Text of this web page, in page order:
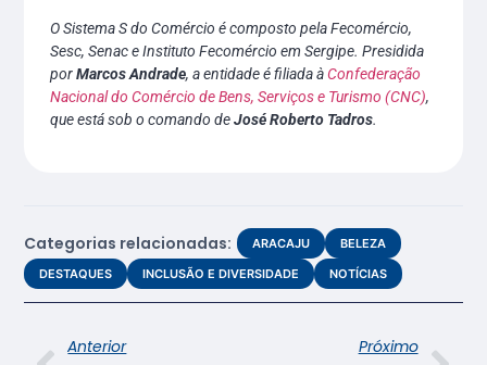
O Sistema S do Comércio é composto pela Fecomércio,
Sesc, Senac e Instituto Fecomércio em Sergipe. Presidida
porMarcos Andrade, a entidade é filiada àConfederação
Nacional do Comércio de Bens, Serviços e Turismo (CNC),
que está sob o comando deJosé Roberto Tadros.
Categorias relacionadas: ARACAJU
BELEZA
DESTAQUES
INCLUSÃO E DIVERSIDADE NOTÍCIAS
Anterior Próximo